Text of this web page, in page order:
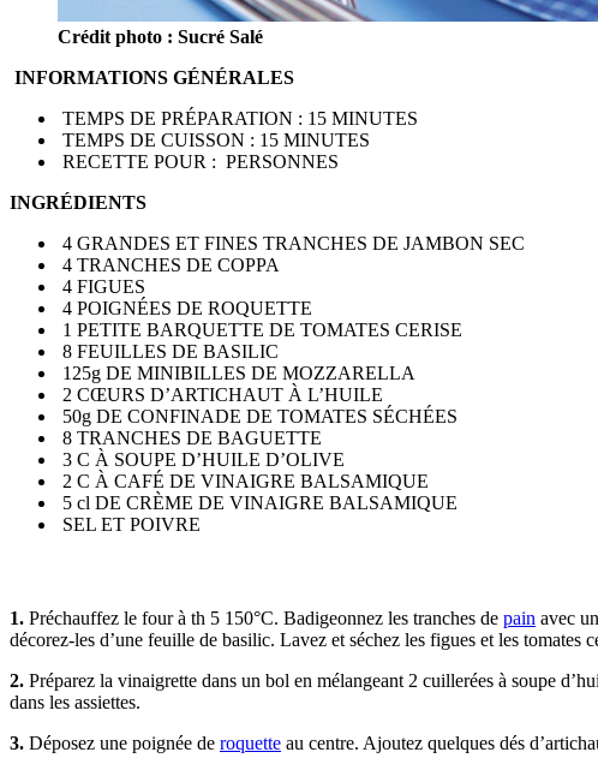
Crédit photo : Sucré Salé
INFORMATIONS GÉNÉRALES
TEMPS DE PRÉPARATION : 15 MINUTES
TEMPS DE CUISSON : 15 MINUTES
RECETTE POUR : PERSONNES
INGRÉDIENTS
4 GRANDES ET FINES TRANCHES DE JAMBON SEC
4 TRANCHES DE COPPA
4 FIGUES
4 POIGNÉES DE ROQUETTE
1 PETITE BARQUETTE DE TOMATES CERISE
8 FEUILLES DE BASILIC
125g DE MINIBILLES DE MOZZARELLA
2 CŒURS D’ARTICHAUT À L’HUILE
50g DE CONFINADE DE TOMATES SÉCHÉES
8 TRANCHES DE BAGUETTE
3 C À SOUPE D’HUILE D’OLIVE
2 C À CAFÉ DE VINAIGRE BALSAMIQUE
5 cl DE CRÈME DE VINAIGRE BALSAMIQUE
SEL ET POIVRE
1. Préchauffez le four à th 5 150°C. Badigeonnez les tranches de pain avec
décorez-les d’une feuille de basilic. Lavez et séchez les figues et les
2. Préparez la vinaigrette dans un bol en mélangeant 2 cuillerées à soupe
dans les assiettes.
3. Déposez une poignée de roquette au centre. Ajoutez quelques dés